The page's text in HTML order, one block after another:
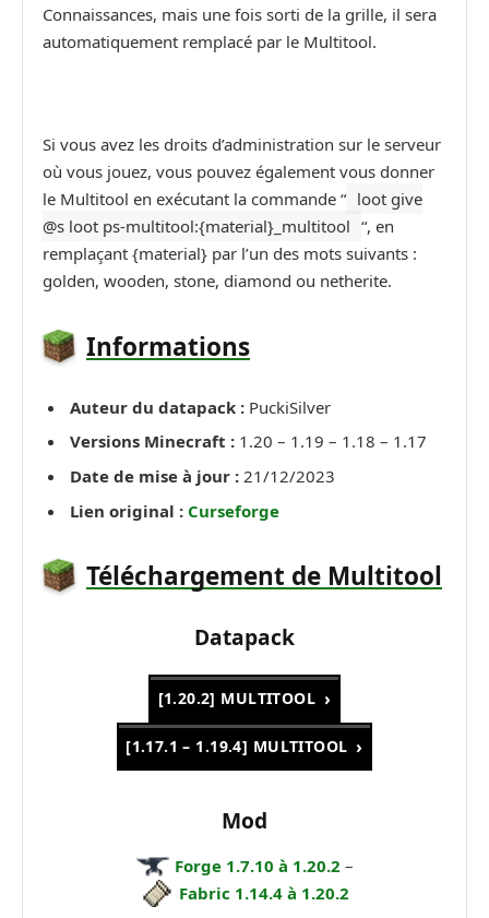
Connaissances, mais une fois sorti de la grille, il sera
automatiquement remplacé par le Multitool.
Si vous avez les droits d’administration sur le serveur
où vous jouez, vous pouvez également vous donner
le Multitool en exécutant la commande “ loot give
@s loot ps-multitool:{material}_multitool “, en
remplaçant {material} par l’un des mots suivants :
golden, wooden, stone, diamond ou netherite.
Informations
Auteur du datapack : PuckiSilver
Versions Minecraft : 1.20 – 1.19 – 1.18 – 1.17
Date de mise à jour : 21/12/2023
Lien original : Curseforge
Téléchargement de Multitool
Datapack
[1.20.2] MULTITOOL
[1.17.1 – 1.19.4] MULTITOOL
Mod
Forge 1.7.10 à 1.20.2 –
Fabric 1.14.4 à 1.20.2